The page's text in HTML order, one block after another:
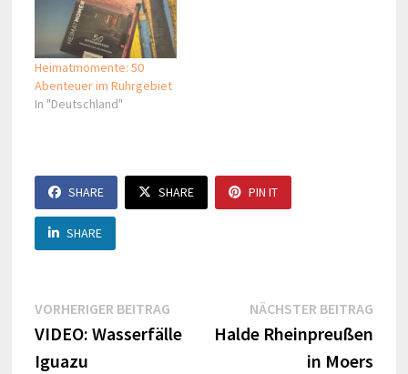
Heimatmomente: 50
Abenteuer im Ruhrgebiet
In "Deutschland"
SHARE SHARE PIN IT
SHARE
Beitragsnavigation
VORHERIGER BEITRAGVorheriger
Beitrag:
VIDEO: Wasserfälle
Iguazu
NÄCHSTER BEITRAG
Halde Rheinpreußen
in Moers